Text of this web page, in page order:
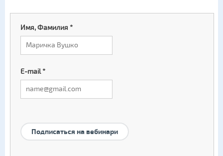
Имя, Фамилия *
E-mail*
Подписаться на вебинари